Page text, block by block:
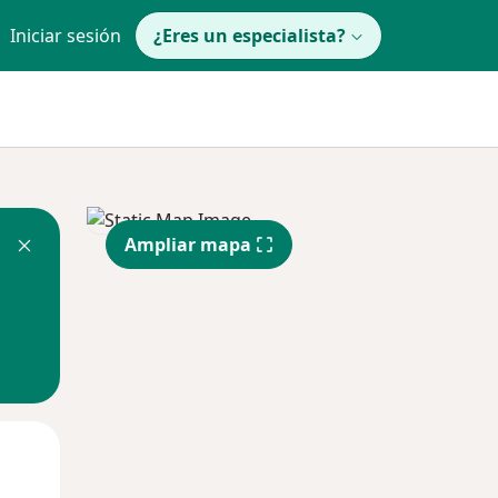
Iniciar sesión ¿Eres un especialista?
Ampliar mapa